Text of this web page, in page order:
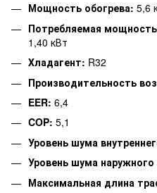
Мощность обогрева: 5,6
Потребляемая
1,40 кВт
Хладагент: R32
Производительность
EER: 6,4
COP: 5,1
Уровень шума
Уровень шума наружного
Максимальная длина